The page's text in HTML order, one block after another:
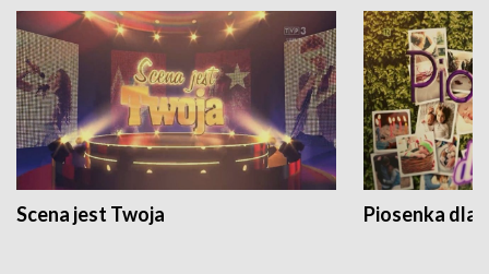
Scena jest Twoja Piosenka dla